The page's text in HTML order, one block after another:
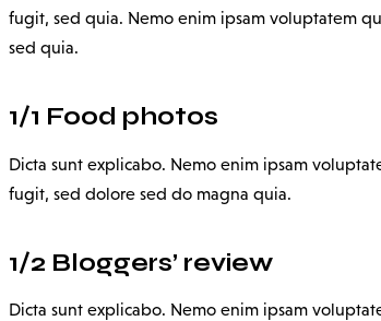
fugit, sed quia. Nemo enim ipsam voluptatem
sed quia.
1/1 Food photos
Dicta sunt explicabo. Nemo enim ipsam
fugit, sed dolore sed do magna quia.
1/2 Bloggers’ review
Dicta sunt explicabo. Nemo enim ipsam